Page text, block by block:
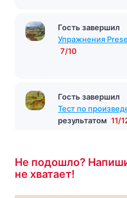
Гость завершил
Упражнения
7/10
Гость завершил
Тест по
результатом 11/
Не подошло?
не хватает!